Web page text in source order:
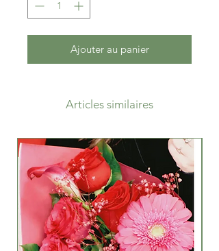
Ajouter au panier
Articles similaires